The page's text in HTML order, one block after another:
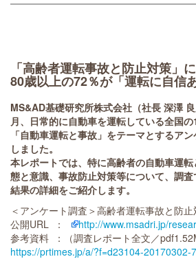
「高齢者運転事故と防止対策」
80歳以上の72％が「運転に自信
MS&AD基礎研究所株式会社（社長 深澤
月、日常的に自動車を運転している全国の
「自動車運転と事故」をテーマとするア
しました。
本レポートでは、特に高齢者の自動車運
態と意識、事故防止対策等について、調
結果の詳細をご紹介します。
＜アンケート調査＞高齢者運転事故と防止
公開URL ：
http://www.msadri.jp/
参考資料 ：（調査レポート全文／
https://prtimes.jp/a/?f=d23104-20170302-